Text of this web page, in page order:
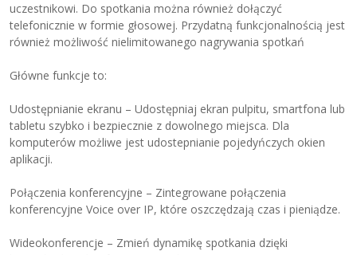
uczestnikowi. Do spotkania można również dołączyć
telefonicznie w formie głosowej. Przydatną funkcjonalnością jest
również możliwość nielimitowanego nagrywania spotkań
Główne funkcje to:
Udostępnianie ekranu – Udostępniaj ekran pulpitu, smartfona lub
tabletu szybko i bezpiecznie z dowolnego miejsca. Dla
komputerów możliwe jest udostepnianie pojedyńczych okien
aplikacji.
Połączenia konferencyjne – Zintegrowane połączenia
konferencyjne Voice over IP, które oszczędzają czas i pieniądze.
Wideokonferencje – Zmień dynamikę spotkania dzięki